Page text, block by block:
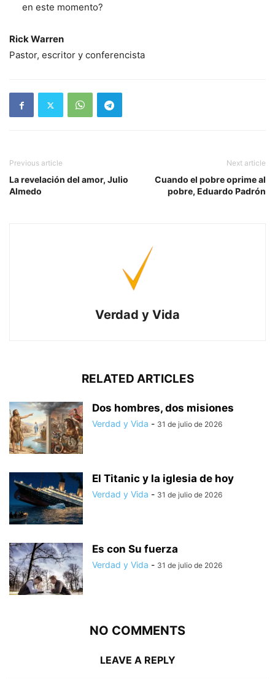
en este momento?
Rick Warren
Pastor, escritor y conferencista
Previous article
La revelación del amor, Julio
Almedo
Next article
Cuando el pobre oprime al
pobre, Eduardo Padrón
Verdad y Vida
RELATED ARTICLES
Dos hombres, dos misiones
Verdad y Vida - 31 de julio de 2026
El Titanic y la iglesia de hoy
Verdad y Vida - 31 de julio de 2026
Es con Su fuerza
Verdad y Vida - 31 de julio de 2026
NO COMMENTS
LEAVE A REPLY